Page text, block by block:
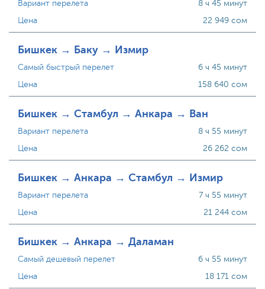
Вариант перелета
Цена
8 ч 45 минут
22 949 сом
Бишкек → Баку → Измир
Самый быстрый перелет
Цена
6 ч 45 минут
158 640 сом
Бишкек → Стамбул → Анкара → Ван
Вариант перелета
Цена
8 ч 55 минут
26 262 сом
Бишкек → Анкара → Стамбул → Измир
Вариант перелета
Цена
7 ч 55 минут
21 244 сом
Бишкек → Анкара → Даламан
Самый дешевый перелет
Цена
6 ч 55 минут
18 171 сом